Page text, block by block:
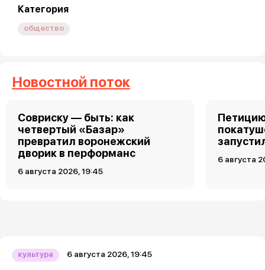
Категория
общество
Новостной поток
Совриску — быть: как
четвертый «Базар»
превратил воронежский
дворик в перформанс
6 августа 2026, 19:45
6 августа
культура 6 августа 2026, 19:45